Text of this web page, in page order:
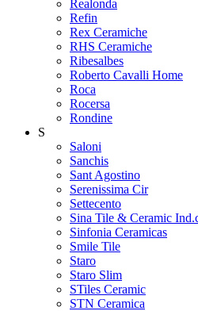
Realonda
Refin
Rex Ceramiche
RHS Ceramiche
Ribesalbes
Roberto Cavalli Home
Roca
Rocersa
Rondine
S
Saloni
Sanchis
Sant Agostino
Serenissima Cir
Settecento
Sina Tile & Ceramic
Sinfonia Ceramicas
Smile Tile
Staro
Staro Slim
STiles Ceramic
STN Ceramica